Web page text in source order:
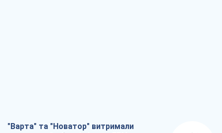
"Варта" та "Новатор" витримали